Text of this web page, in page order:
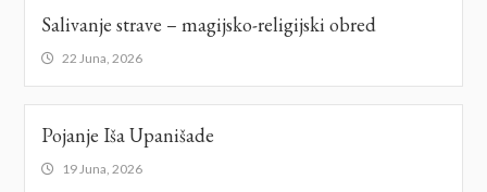
Salivanje strave – magijsko-religijski obred
22 Juna, 2026
Pojanje Iša Upanišade
19 Juna, 2026